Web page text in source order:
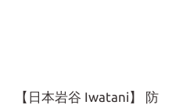
【日本岩谷 Iwatani】 防